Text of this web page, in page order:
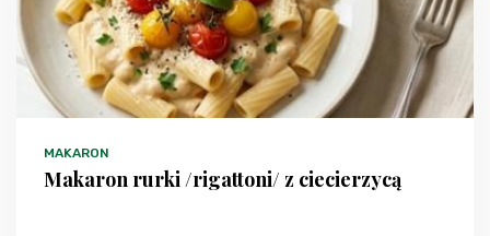
MAKARON
Makaron rurki /rigattoni/ z ciecierzycą